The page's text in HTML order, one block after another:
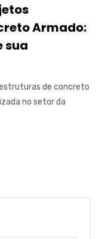
Armado:
sua
de concreto
no setor da